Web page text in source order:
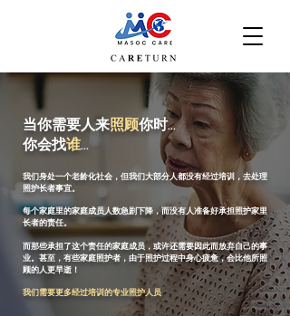
当你需要人来照顾你时...
你会找谁...
我们身处一个老龄化社会，但我们大部分人都没有经过培训，去处理
照护长者事宜。
每个家庭里的家庭成员人数急剧下降，而没有人准备好承担照护家里
长者的责任。
而那些承担了这个责任的家庭成员，或许还需要因此而放弃自己的事
业。甚至，有些家庭照护者，由于照护过程中身心疲惫，会比他所照
顾的人更早逝！
我们需要更多经过培训的专业照护人员